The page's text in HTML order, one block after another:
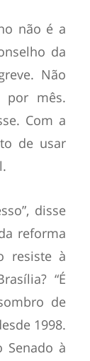
não é a
da
Não
por mês.
Com a
de usar
disse
reforma
resiste à
“É
de
1998.
Senado à